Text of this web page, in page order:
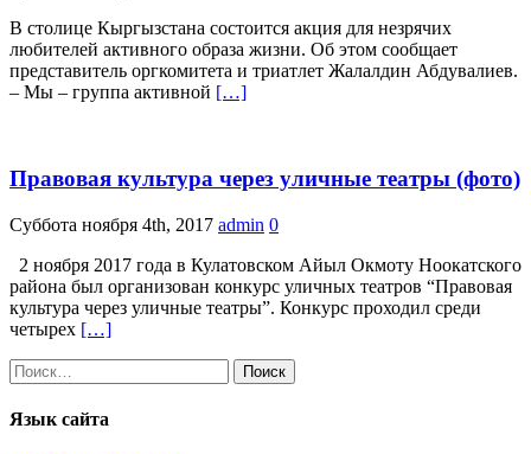
В столице Кыргызстана состоится акция для незрячих
любителей активного образа жизни. Об этом сообщает
представитель оргкомитета и триатлет Жалалдин Абдувалиев.
– Мы – группа активной […]
Правовая культура через уличные театры (фото)
Суббота ноября 4th, 2017 admin 0
2 ноября 2017 года в Кулатовском Айыл Окмоту Ноокатского
района был организован конкурс уличных театров “Правовая
культура через уличные театры”. Конкурс проходил среди
четырех […]
Найти:
Язык сайта